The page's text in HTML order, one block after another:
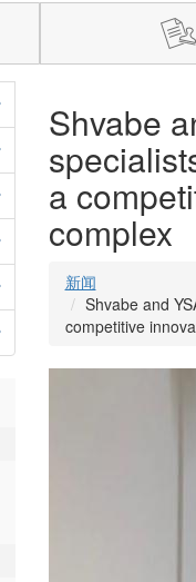
Shvabe
a
complex
新闻
Shvabe and
competitive